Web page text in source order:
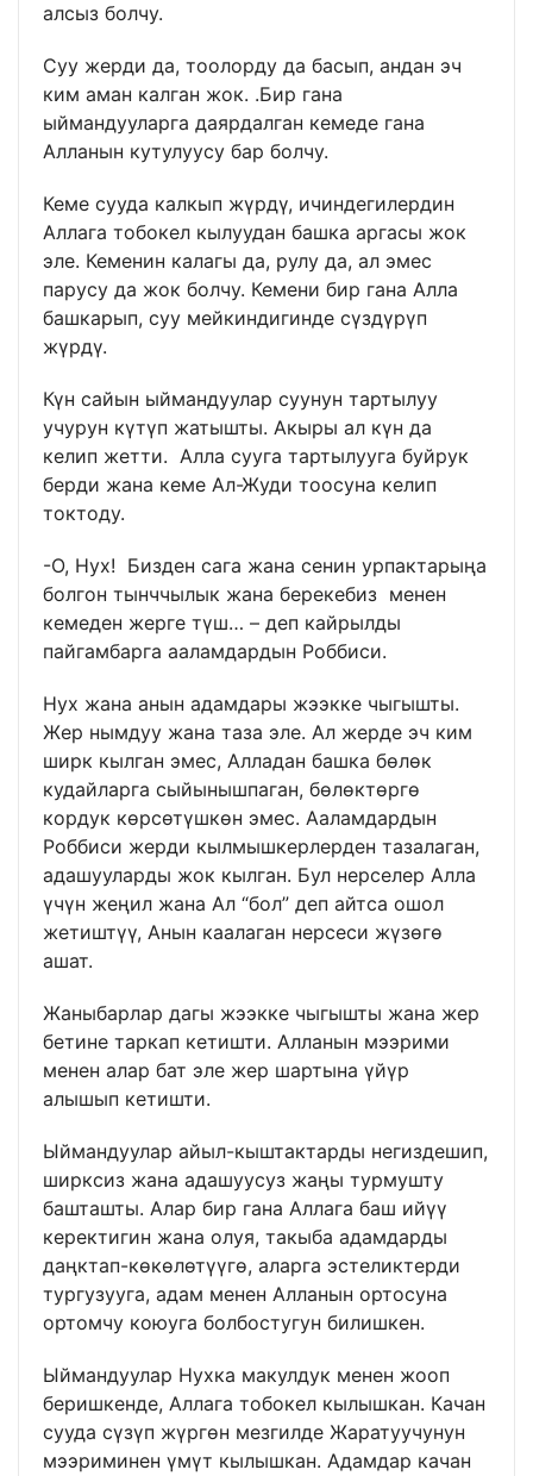
алсыз болчу.
Суу жерди да, тоолорду да басып, андан эч
ким аман калган жок. .Бир гана
ыймандууларга даярдалган кемеде гана
Алланын кутулуусу бар болчу.
Кеме сууда калкып жүрдү, ичиндегилердин
Аллага тобокел кылуудан башка аргасы жок
эле. Кеменин калагы да, рулу да, ал эмес
парусу да жок болчу. Кемени бир гана Алла
башкарып, суу мейкиндигинде сүздүрүп
жүрдү.
Күн сайын ыймандуулар суунун тартылуу
учурун күтүп жатышты. Акыры ал күн да
келип жетти. Алла сууга тартылууга буйрук
берди жана кеме Ал-Жуди тоосуна келип
токтоду.
-О, Нух! Бизден сага жана сенин урпактарыңа
болгон тынччылык жана берекебиз менен
кемеден жерге түш… – деп кайрылды
пайгамбарга ааламдардын Роббиси.
Нух жана анын адамдары жээкке чыгышты.
Жер нымдуу жана таза эле. Ал жерде эч ким
ширк кылган эмес, Алладан башка бөлөк
кудайларга сыйынышпаган, бөлөктөргө
кордук көрсөтүшкөн эмес. Ааламдардын
Роббиси жерди кылмышкерлерден тазалаган,
адашууларды жок кылган. Бул нерселер Алла
үчүн жеңил жана Ал “бол” деп айтса ошол
жетиштүү, Анын каалаган нерсеси жүзөгө
ашат.
Жаныбарлар дагы жээкке чыгышты жана жер
бетине таркап кетишти. Алланын мээрими
менен алар бат эле жер шартына үйүр
алышып кетишти.
Ыймандуулар айыл-кыштактарды негиздешип,
ширксиз жана адашуусуз жаңы турмушту
башташты. Алар бир гана Аллага баш ийүү
керектигин жана олуя, такыба адамдарды
даңктап-көкөлөтүүгө, аларга эстеликтерди
тургузууга, адам менен Алланын ортосуна
ортомчу коюуга болбостугун билишкен.
Ыймандуулар Нухка макулдук менен жооп
беришкенде, Аллага тобокел кылышкан. Качан
сууда сүзүп жүргөн мезгилде Жаратуучунун
мээриминен үмүт кылышкан. Адамдар качан